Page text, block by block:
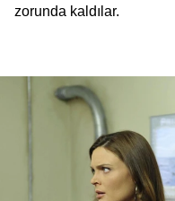
zorunda kaldılar.